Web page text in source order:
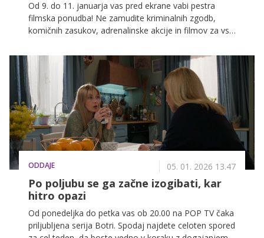
Od 9. do 11. januarja vas pred ekrane vabi pestra
filmska ponudba! Ne zamudite kriminalnih zgodb,
komičnih zasukov, adrenalinske akcije in filmov za vso
ODDAJE 05. 01. 2026 13.47
Po poljubu se ga začne izogibati, kar
hitro opazi
Od ponedeljka do petka vas ob 20.00 na POP TV čaka
priljubljena serija Botri. Spodaj najdete celoten spored